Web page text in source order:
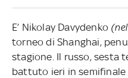
E’ Nikolay Davydenko
torneo di Shanghai,
stagione. Il russo, sesta
battuto ieri in semifinale